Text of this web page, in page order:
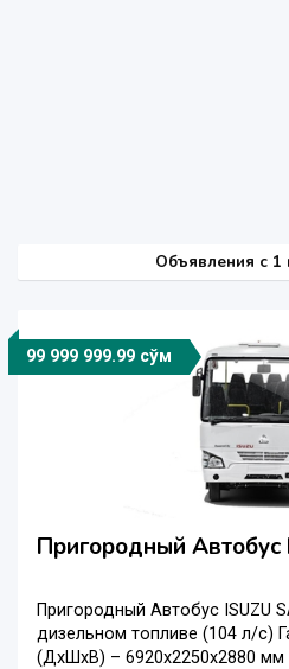
Объявления c 1
99 999 999.99 сўм
Пригородный Автобус
Пригородный Автобус ISUZU
дизельном топливе (104 л/с)
(ДхШхВ) – 6920х2250х2880